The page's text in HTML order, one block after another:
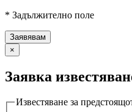
* Задължително поле
×
Заявка
Известяване за